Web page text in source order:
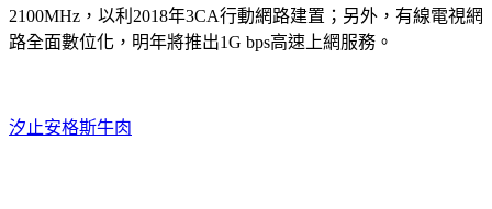
2100MHz，以利2018年3CA行動網路建置；另外，有線電視網
路全面數位化，明年將推出1G bps高速上網服務。
汐止安格斯牛肉